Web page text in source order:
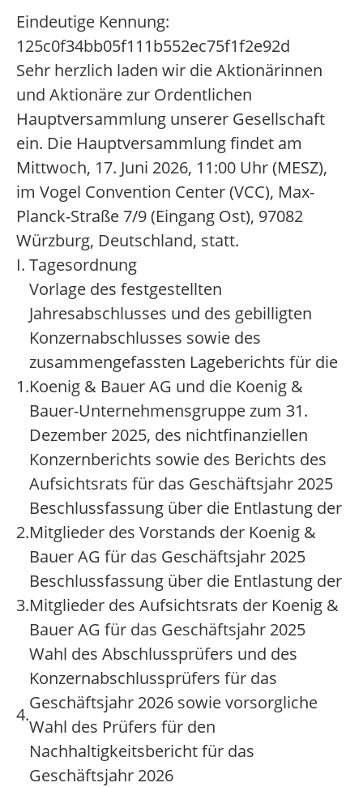
Eindeutige Kennung:
125c0f34bb05f111b552ec75f1f2e92d
Sehr herzlich laden wir die Aktionärinnen
und Aktionäre zur Ordentlichen
Hauptversammlung unserer Gesellschaft
ein. Die Hauptversammlung findet am
Mittwoch, 17. Juni 2026, 11:00 Uhr (MESZ),
im Vogel Convention Center (VCC), Max-
Planck-Straße 7/9 (Eingang Ost), 97082
Würzburg, Deutschland, statt.
I. Tagesordnung
1.
Vorlage des festgestellten
Jahresabschlusses und des gebilligten
Konzernabschlusses sowie des
zusammengefassten Lageberichts für die
Koenig & Bauer AG und die Koenig &
Bauer-Unternehmensgruppe zum 31.
Dezember 2025, des nichtfinanziellen
Konzernberichts sowie des Berichts des
Aufsichtsrats für das Geschäftsjahr 2025
2.
Beschlussfassung über die Entlastung der
Mitglieder des Vorstands der Koenig &
Bauer AG für das Geschäftsjahr 2025
3.
Beschlussfassung über die Entlastung der
Mitglieder des Aufsichtsrats der Koenig &
Bauer AG für das Geschäftsjahr 2025
4.
Wahl des Abschlussprüfers und des
Konzernabschlussprüfers für das
Geschäftsjahr 2026 sowie vorsorgliche
Wahl des Prüfers für den
Nachhaltigkeitsbericht für das
Geschäftsjahr 2026